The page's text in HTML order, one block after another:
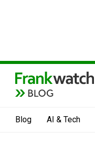
BLOG
Blog AI & Tech